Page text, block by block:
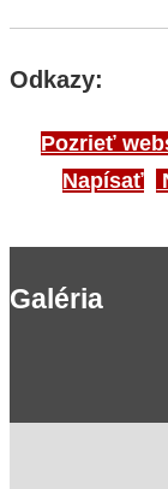
Odkazy:
Pozrieť
Napísať
Galéria